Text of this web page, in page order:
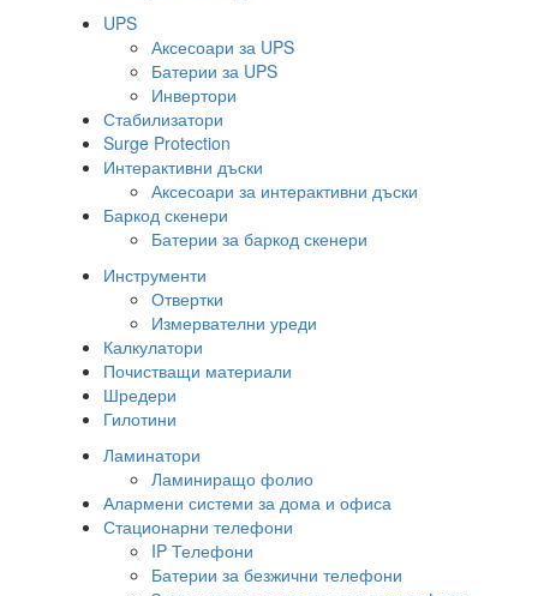
UPS
Аксесоари за UPS
Батерии за UPS
Инвертори
Стабилизатори
Surge Protection
Интерактивни дъски
Аксесоари за интерактивни дъски
Баркод скенери
Батерии за баркод скенери
Инструменти
Отвертки
Измервателни уреди
Калкулатори
Почистващи материали
Шредери
Гилотини
Ламинатори
Ламиниращо фолио
Алармени системи за дома и офиса
Стационарни телефони
IP Телефони
Батерии за безжични телефони